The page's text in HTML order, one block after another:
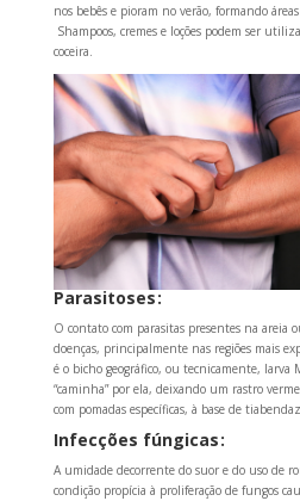
nos bebês e pioram no verão, formando
Shampoos, cremes e loções podem ser
coceira.
Parasitoses :
O contato com parasitas presentes na areia
doenças, principalmente nas regiões mais
é o bicho geográfico, ou tecnicamente, larva
“caminha” por ela, deixando um rastro
com pomadas específicas, à base de
Infecções fúngicas :
A umidade decorrente do suor e do uso de
condição propícia à proliferação de fungos